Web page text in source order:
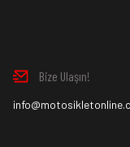
Aksi durum söz
Bize Ulaşın!